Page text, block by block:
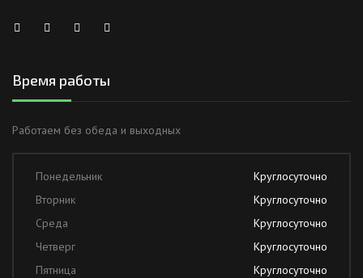
Время работы
Работаем без обеда и выходных
Понедельник
Круглосуточно
Вторник
Круглосуточно
Среда
Круглосуточно
Четверг
Круглосуточно
Пятница
Круглосуточно